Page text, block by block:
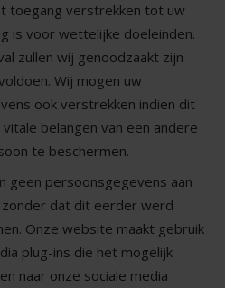
toegang verstrekken tot uw
is voor wettelijke doeleinden.
zullen wij genoodzaakt zijn
Wij mogen uw
ook verstrekken indien dit
belangen van een andere
te beschermen.
geen persoonsgegevens aan
dat dit eerder werd
Onze website maakt gebruik
plug-ins die het mogelijk
naar onze sociale media